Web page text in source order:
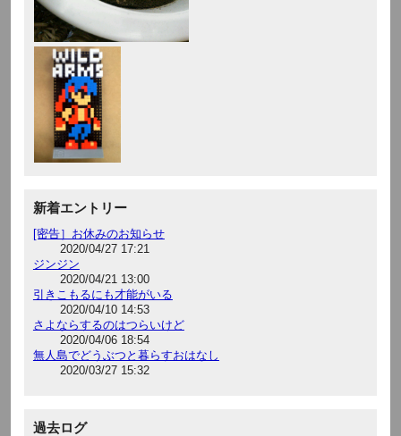
新着エントリー
[密告］お休みのお知らせ
2020/04/27 17:21
ジンジン
2020/04/21 13:00
引きこもるにも才能がいる
2020/04/10 14:53
さよならするのはつらいけど
2020/04/06 18:54
無人島でどうぶつと暮らすおはなし
2020/03/27 15:32
過去ログ